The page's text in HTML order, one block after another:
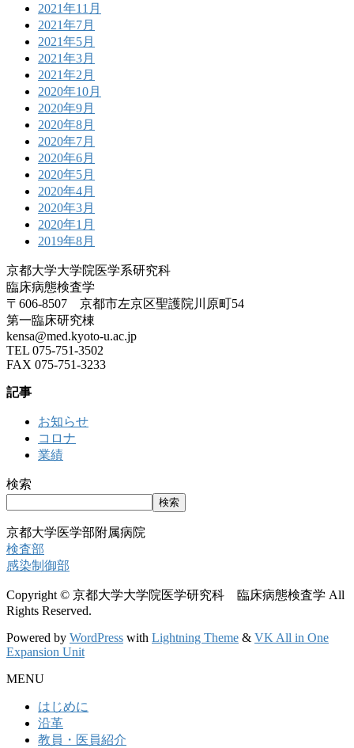
2021年11月
2021年7月
2021年5月
2021年3月
2021年2月
2020年10月
2020年9月
2020年8月
2020年7月
2020年6月
2020年5月
2020年4月
2020年3月
2020年1月
2019年8月
京都大学大学院医学系研究科
臨床病態検査学
〒606-8507 京都市左京区聖護院川原町54
第一臨床研究棟
kensa@med.kyoto-u.ac.jp
TEL 075-751-3502
FAX 075-751-3233
記事
お知らせ
コロナ
業績
検索
検索
京都大学医学部附属病院
検査部
感染制御部
Copyright © 京都大学大学院医学研究科 臨床病態検査学 All
Rights Reserved.
Powered by WordPress with Lightning Theme & VK All in One
Expansion Unit
MENU
はじめに
沿革
教員・医員紹介